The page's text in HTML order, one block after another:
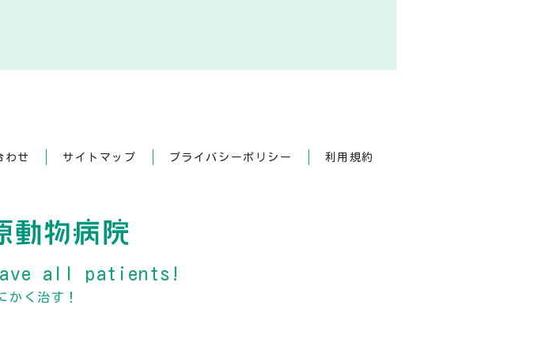
わせ サイトマップ プライバシーポリシー 利用規約
all patients!
かく治す！